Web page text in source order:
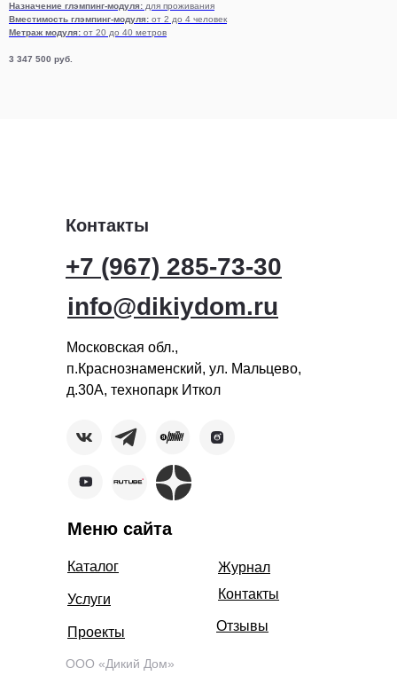
Назначение глэмпинг-модуля: для проживания
Вместимость глэмпинг-модуля: от 2 до 4 человек
Метраж модуля: от 20 до 40 метров
3 347 500 руб.
+7 (967) 285-73-30
info@dikiydom.ru
Московская обл.,
п.Краснознаменский, ул. Мальцево,
д.30А, технопарк Иткол
Меню сайта
Каталог
Услуги
Проекты
Журнал
Отзывы
Контакты
Контакты
ООО «Дикий Дом»